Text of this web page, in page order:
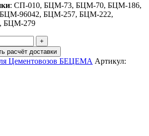
: СП-010, БЦМ-73, БЦМ-70, БЦМ-186,
96042, БЦМ-257, БЦМ-222,
БЦМ-279
расчёт доставки
Цементовозов БЕЦЕМА Артикул: